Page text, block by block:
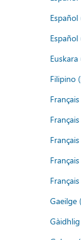
Euskara
Filipino
Gaeilge